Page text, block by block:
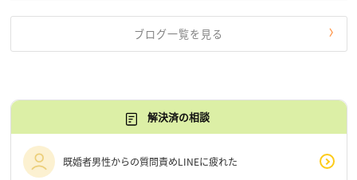
ブログ一覧を見る
解決済の相談
既婚者男性からの質問責めLINEに疲れた